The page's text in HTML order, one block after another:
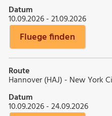
Datum
10.09.2026 - 21.09.2026
Fluege finden
Route
Hannover (HAJ) - New York
Datum
10.09.2026 - 24.09.2026